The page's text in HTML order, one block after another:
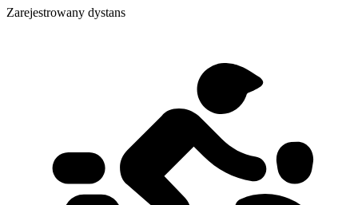
Zarejestrowany dystans